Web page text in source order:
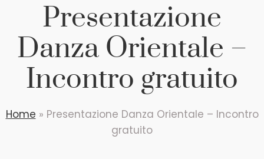
Presentazione
Danza Orientale –
Incontro gratuito
Home » Presentazione Danza Orientale – Incontro
gratuito